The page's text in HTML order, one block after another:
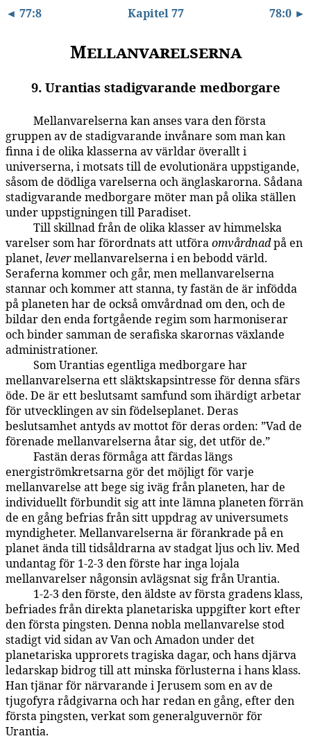
◄ 77:8 Kapitel 77 78:0 ►
Mellanvarelserna
9. Urantias stadigvarande medborgare
Mellanvarelserna kan anses vara den första
gruppen av de stadigvarande invånare som man kan
finna i de olika klasserna av världar överallt i
universerna, i motsats till de evolutionära uppstigande,
såsom de dödliga varelserna och änglaskarorna. Sådana
stadigvarande medborgare möter man på olika ställen
under uppstigningen till Paradiset.
Till skillnad från de olika klasser av himmelska
varelser som har förordnats att utföraomvårdnadpå en
planet, levermellanvarelserna i en bebodd värld.
Seraferna kommer och går, men mellanvarelserna
stannar och kommer att stanna, ty fastän de är infödda
på planeten har de också omvårdnad om den, och de
bildar den enda fortgående regim som harmoniserar
och binder samman de serafiska skarornas växlande
administrationer.
Som Urantias egentliga medborgare har
mellanvarelserna ett släktskapsintresse för denna sfärs
öde. De är ett beslutsamt samfund som ihärdigt arbetar
för utvecklingen av sin födelseplanet. Deras
beslutsamhet antyds av mottot för deras orden: ”Vad de
förenade mellanvarelserna åtar sig, det utför de.”
Fastän deras förmåga att färdas längs
energiströmkretsarna gör det möjligt för varje
mellanvarelse att bege sig iväg från planeten, har de
individuellt förbundit sig att inte lämna planeten förrän
de en gång befrias från sitt uppdrag av universumets
myndigheter. Mellanvarelserna är förankrade på en
planet ända till tidsåldrarna av stadgat ljus och liv. Med
undantag för 1-2-3 den förste har inga lojala
mellanvarelser någonsin avlägsnat sig från Urantia.
1-2-3 den förste, den äldste av första gradens klass,
befriades från direkta planetariska uppgifter kort efter
den första pingsten. Denna nobla mellanvarelse stod
stadigt vid sidan av Van och Amadon under det
planetariska upprorets tragiska dagar, och hans djärva
ledarskap bidrog till att minska förlusterna i hans klass.
Han tjänar för närvarande i Jerusem som en av de
tjugofyra rådgivarna och har redan en gång, efter den
första pingsten, verkat som generalguvernör för
Urantia.